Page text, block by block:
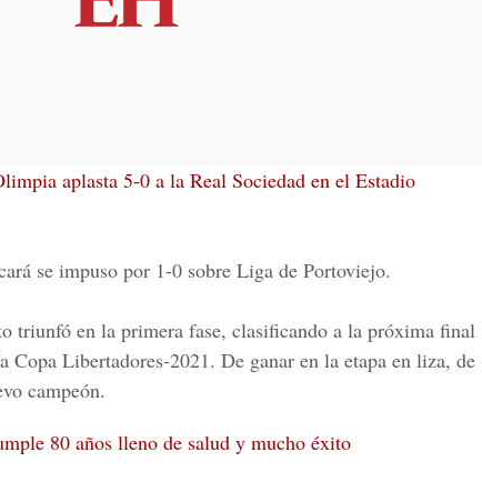
aplasta 5-0 a la Real Sociedad en el Estadio
se impuso por 1-0 sobre Liga de Portoviejo.
triunfó en la primera fase, clasificando a la próxima final
Copa Libertadores-2021. De ganar en la etapa en liza, de
campeón.
80 años lleno de salud y mucho éxito